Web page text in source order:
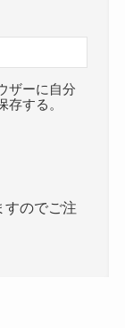
ザーに自分
する。
すのでご注